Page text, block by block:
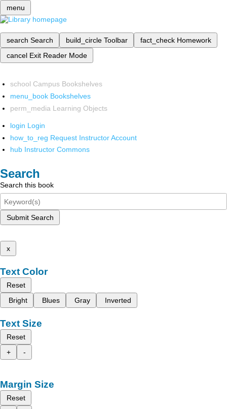
menu
search Search build_circle Toolbar fact_check Homework
cancel Exit Reader Mode
school Campus Bookshelves
menu_book Bookshelves
perm_media Learning Objects
login Login
how_to_reg Request Instructor Account
hub Instructor Commons
Search
Search this book
Submit Search
x
Text Color
Reset
Bright
Blues Gray Inverted
Text Size
Reset
+
-
Margin Size
Reset